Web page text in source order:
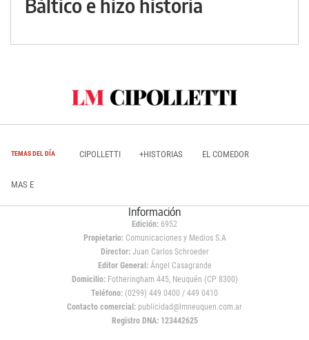
Báltico e hizo historia
TEMAS DEL DÍA CIPOLLETTI +HISTORIAS EL COMEDOR
MAS E
Información
Edición: 6952
Propietario:Comunicaciones y Medios S.A
Director: Juan Carlos Schroeder
Editor General:Ángel Casagrande
Domicilio:Fotheringham 445, Neuquén (CP 8300)
Teléfono: (0299) 449 0400 / 449 0410
Contacto comercial: publicidad@lmneuquen.com.ar
Registro DNA: 123442625